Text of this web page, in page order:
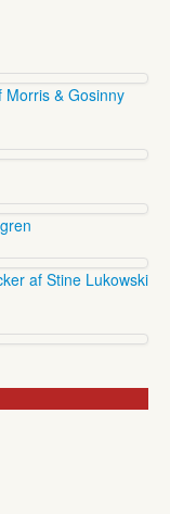
Morris & Gosinny
af Stine Lukowski